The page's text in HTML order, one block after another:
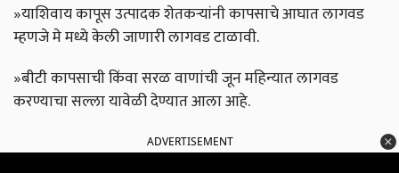
»याशिवाय कापूस उत्पादक शेतकऱ्यांनी कापसाचे आघात लागवड
म्हणजे मे मध्ये केली जाणारी लागवड टाळावी.
»बीटी कापसाची किंवा सरळ वाणांची जून महिन्यात लागवड
करण्याचा सल्ला यावेळी देण्यात आला आहे.
ADVERTISEMENT